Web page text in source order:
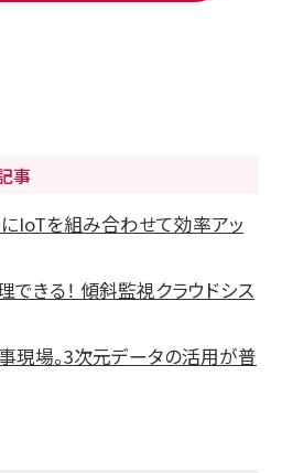
事
IoTを組み合わせて効率アッ
できる！ 傾斜監視クラウドシス
現場。3次元データの活用が普